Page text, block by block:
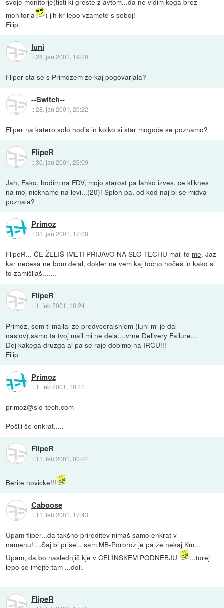
monitorja
) jih kr lepo vzamete s seboj!
Filip
luni
::28. jan 2001, 19:20
Fliper sta se s Primozem ze kaj pogovarjala?
--Switch--
::28. jan 2001, 20:22
Fliper na katero solo hodis in kolko si star mogoče se poznamo?
FlipeR
::30. jan 2001, 23:09
Jah, Fako, hodim na FDV, mojo starost pa lahko izves, ce kliknes
na moj nickname na levi...(20)! Sploh pa, od kod naj bi se midva
poznala?
Primoz
::31. jan 2001, 17:08
FlipeR... ČE ŽELIŠ IMETI PRIJAVO NA SLO-TECHU mail to me. Jaz
kar nečesa ne bom delal, dokler ne vem kaj točno hočeš in kako si
to zamišljaš.......
FlipeR
:: 1. feb 2001, 10:24
Primoz, sem ti mailal ze predvcerajsnjem (luni mi je dal
naslov),samo ta tvoj mail mi ne dela....vrne Delivery Failure...
Dej kakega druzga al pa se raje dobimo na IRCU!!!
Filip
Primoz
:: 1. feb 2001, 18:41
primoz@slo-tech.com
Pošlji še enkrat.....
FlipeR
:: 11. feb 2001, 00:24
Berite novicke!!!
Caboose
:: 11. feb 2001, 17:43
Upam fliper...da takšno prireditev nimaš samo enkrat v
namenu!....Saj bi prišel.. sam MB-Pororož je pa že nekaj Km...
Upam, da bo naslednjič kje v CELINSKEM PODNEBJU
...torej
lepo se imejte tam ...doli.
FlipeR